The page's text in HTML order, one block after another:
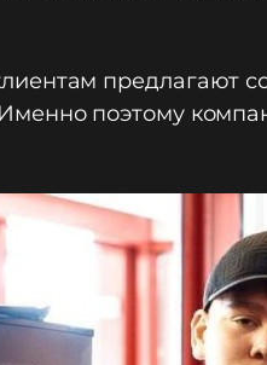
предлагают
поэтому